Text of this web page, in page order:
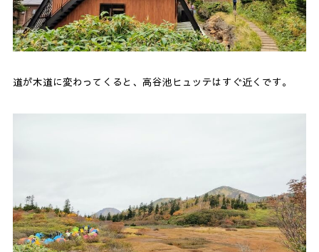
道が木道に変わってくると、高谷池ヒュッテはすぐ近くです。